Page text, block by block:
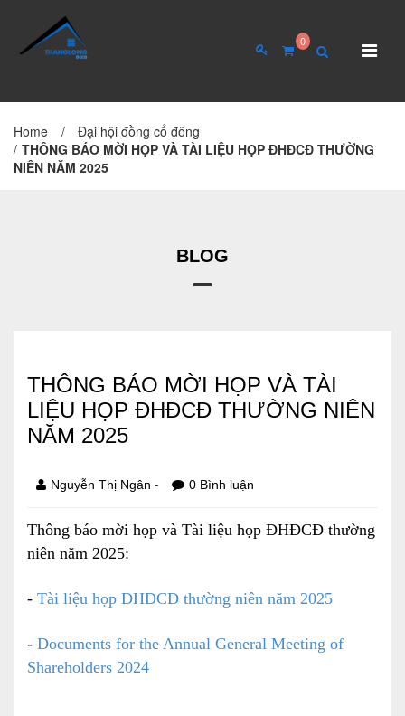
0
TRANG CHỦ
Đại hội cổ đông
Báo cáo tài chính
SẢN PHẨM
Home /
Đại hội đồng cổ đông
/ THÔNG BÁO MỜI HỌP VÀ TÀI LIỆU HỌP ĐHĐCĐ THƯỜNG
NIÊN NĂM 2025
BLOG
THÔNG BÁO MỜI HỌP VÀ TÀI
LIỆU HỌP ĐHĐCĐ THƯỜNG NIÊN
NĂM 2025
Nguyễn Thị Ngân - 0 Bình luận
Thông báo mời họp và Tài liệu họp ĐHĐCĐ thường
niên năm 2025:
- Tài liệu họp ĐHĐCĐ thường niên năm 2025
- Documents for the Annual General Meeting of
Shareholders 2024